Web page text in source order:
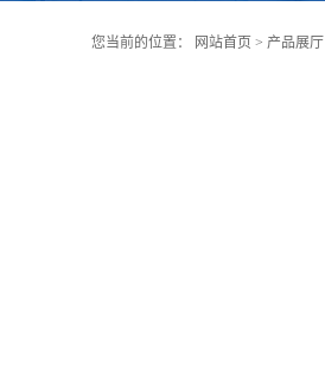
您当前的位置： 网站首页 > 产品展厅